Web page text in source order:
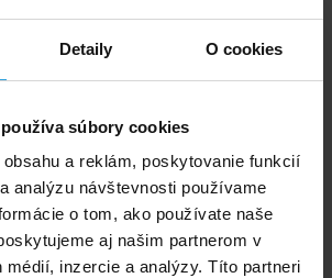
Detaily O cookies
súbory cookies
a reklám, poskytovanie funkcií
analýzu návštevnosti používame
o tom, ako používate naše
aj našim partnerom v
médií, inzercie a analýzy. Títo partneri
ktorá vás bude informovať až
formulára a po
pošleme oznámenie e-mailovou
žiadne nevyžiadané e-maily.